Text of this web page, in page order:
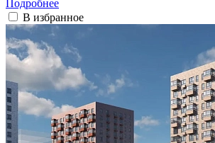
Подробнее
В избранное